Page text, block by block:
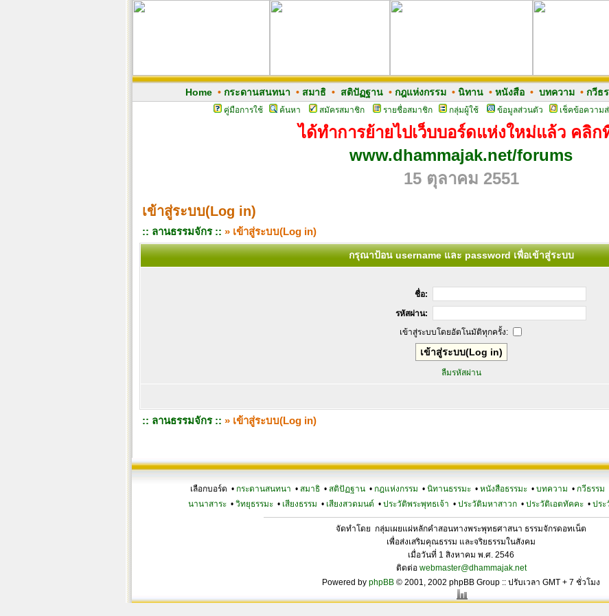
Home• กระดานสนทนา • สมาธิ• สติปัฏฐาน• กฎแห่งกรรม• นิทาน• หนังสือ• บทความ• กวีธ
คู่มือการใช้ ค้นหา สมัครสมาชิก รายชื่อสมาชิก กลุ่มผู้ใช้ ข้อมูลส่วนตัว เช็คข้อความ
ได้ทำการย้ายไปเว็บบอร์ดแห่งใหม่แล้ว คลิก
www.dhammajak.net/forums
15 ตุลาคม 2551
เข้าสู่ระบบ(Log in)
:: ลานธรรมจักร :: » เข้าสู่ระบบ(Log in)
กรุณาป้อน username และ password เพื่อเข้าสู่ระบบ
ชื่อ:
รหัสผ่าน:
เข้าสู่ระบบโดยอัตโนมัติทุกครั้ง:
ลืมรหัสผ่าน
:: ลานธรรมจักร :: » เข้าสู่ระบบ(Log in)
เลือกบอร์ด • กระดานสนทนา • สมาธิ • สติปัฏฐาน • กฎแห่งกรรม • นิทานธรรมะ • หนังสือธรรมะ • บทความ • กวีธรรม
นานาสาระ• วิทยุธรรมะ• เสียงธรรม • เสียงสวดมนต์ • ประวัติพระพุทธเจ้า • ประวัติมหาสาวก• ประวัติเอตทัคคะ• ประ
จัดทำโดย กลุ่มเผยแผ่หลักคำสอนทางพระพุทธศาสนา ธรรมจักรดอทเน็ต
เพื่อส่งเสริมคุณธรรม และจริยธรรมในสังคม
เมื่อวันที่ 1 สิงหาคม พ.ศ. 2546
ติดต่อ webmaster@dhammajak.net
Powered by phpBB © 2001, 2002 phpBB Group :: ปรับเวลา GMT + 7 ชั่วโมง